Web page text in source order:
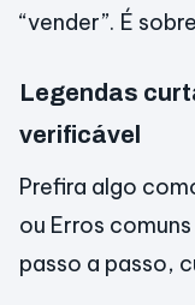
“vender”. É
Legendas
verificável
Prefira algo
ou Erros
passo a passo,